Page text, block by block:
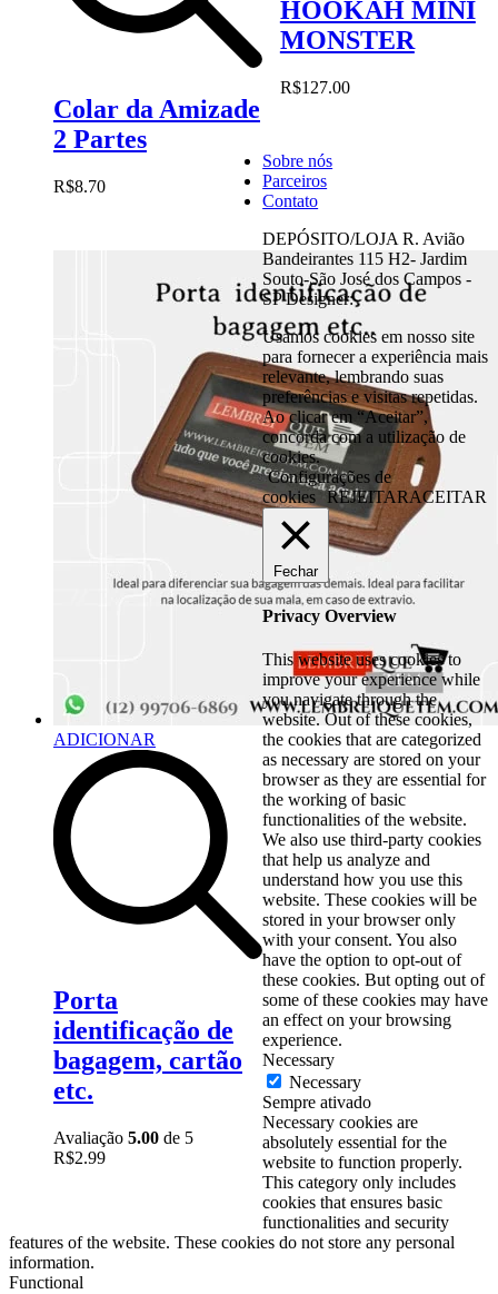
Colar da Amizade
2 Partes
R$8.70
HOOKAH MINI
MONSTER
R$127.00
ADICIONAR
Porta
identificação de
bagagem, cartão
etc.
Avaliação 5.00 de 5
R$2.99
Sobre nós
Parceiros
Contato
DEPÓSITO/LOJA R. Avião
Bandeirantes 115 H2- Jardim
Souto-São José dos Campos -
SP Designer:
Usamos cookies em nosso site
para fornecer a experiência mais
relevante, lembrando suas
preferências e visitas repetidas.
Ao clicar em “Aceitar”,
concorda com a utilização de
cookies.
Configurações de
cookies
REJEITARACEITAR
Fechar
Privacy Overview
This website uses cookies to
improve your experience while
you navigate through the
website. Out of these cookies,
the cookies that are categorized
as necessary are stored on your
browser as they are essential for
the working of basic
functionalities of the website.
We also use third-party cookies
that help us analyze and
understand how you use this
website. These cookies will be
stored in your browser only
with your consent. You also
have the option to opt-out of
these cookies. But opting out of
some of these cookies may have
an effect on your browsing
experience.
Necessary
Necessary
Sempre ativado
Necessary cookies are
absolutely essential for the
website to function properly.
This category only includes
cookies that ensures basic
functionalities and security
features of the website. These cookies do not store any personal
information.
Functional